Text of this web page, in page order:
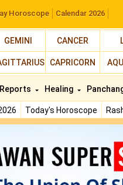
Horoscope Calendar 2026
GEMINI CANCER
CAPRICORN
Today's Horoscope
Healing